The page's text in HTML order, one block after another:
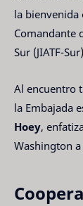
la bienvenida
Comandante
Sur (JIATF-
Al encuentro
la Embajada
Hoey,
Washington